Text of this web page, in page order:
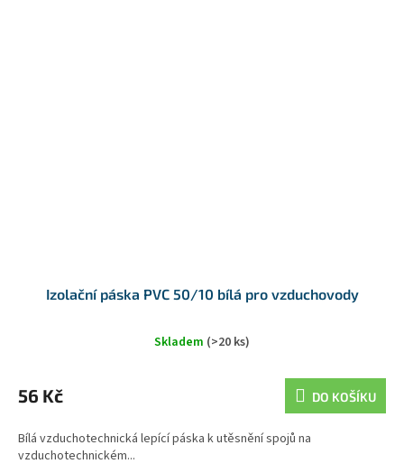
Izolační páska PVC 50/10 bílá pro vzduchovody
Skladem (>20 ks)
56 Kč DO KOŠÍKU
Bílá vzduchotechnická lepící páska k utěsnění spojů na
vzduchotechnickém...